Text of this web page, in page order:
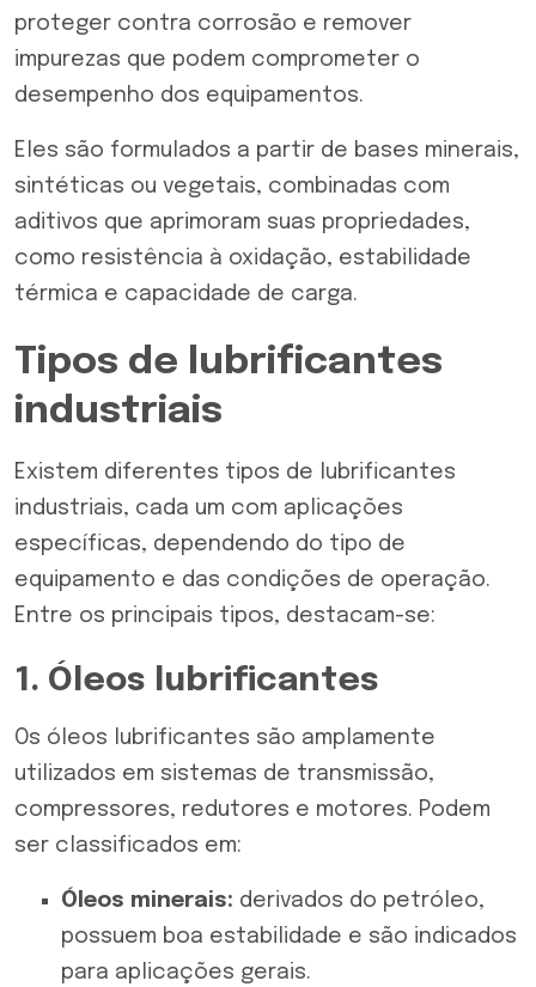
proteger contra corrosão e remover
impurezas que podem comprometer o
desempenho dos equipamentos.
Eles são formulados a partir de bases minerais,
sintéticas ou vegetais, combinadas com
aditivos que aprimoram suas propriedades,
como resistência à oxidação, estabilidade
térmica e capacidade de carga.
Tipos de lubrificantes
industriais
Existem diferentes tipos de lubrificantes
industriais, cada um com aplicações
específicas, dependendo do tipo de
equipamento e das condições de operação.
Entre os principais tipos, destacam-se:
1. Óleos lubrificantes
Os óleos lubrificantes são amplamente
utilizados em sistemas de transmissão,
compressores, redutores e motores. Podem
ser classificados em:
Óleos minerais: derivados do petróleo,
possuem boa estabilidade e são indicados
para aplicações gerais.